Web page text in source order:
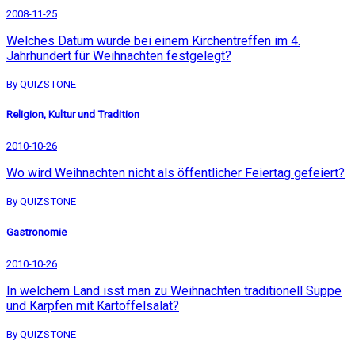
2008-11-25
Welches Datum wurde bei einem Kirchentreffen im 4.
Jahrhundert für Weihnachten festgelegt?
By QUIZSTONE
Religion, Kultur und Tradition
2010-10-26
Wo wird Weihnachten nicht als öffentlicher Feiertag gefeiert?
By QUIZSTONE
Gastronomie
2010-10-26
In welchem Land isst man zu Weihnachten traditionell Suppe
und Karpfen mit Kartoffelsalat?
By QUIZSTONE